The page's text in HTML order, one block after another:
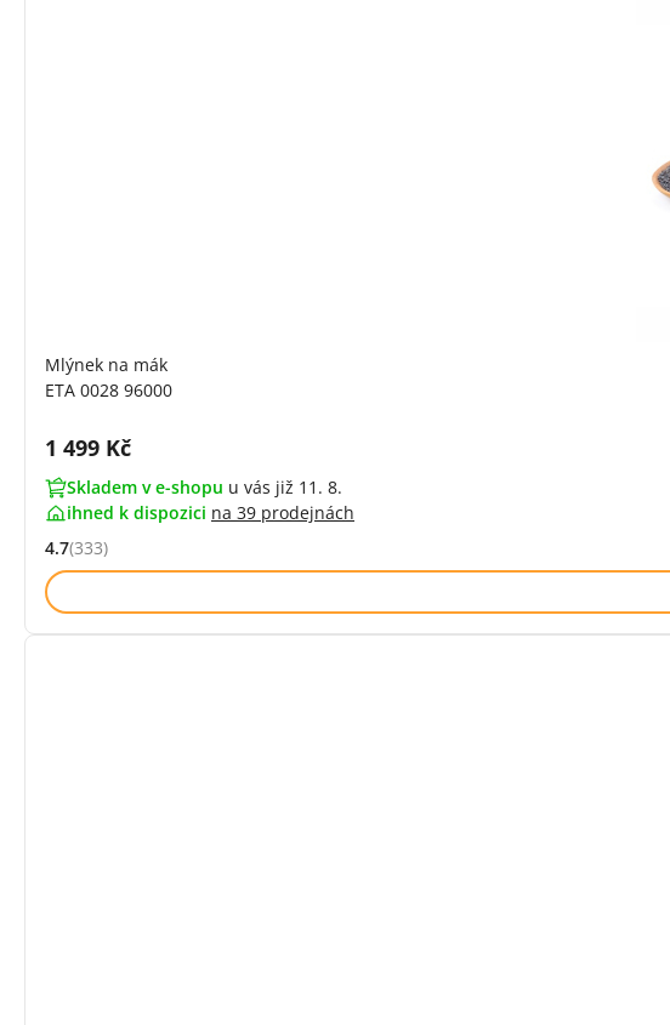
Mlýnek na mák
ETA 0028 96000
Cena s DPH:
1 499 Kč
Skladem v e-shopu u vás již 11. 8.
ihned k dispozici na 39 prodejnách
Hodnocení: 4.7 z 5 (333 recenzí)
4.7(333)